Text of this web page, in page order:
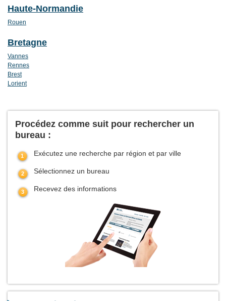
Haute-Normandie
Rouen
Bretagne
Vannes
Rennes
Brest
Lorient
Procédez comme suit pour rechercher un
bureau :
Exécutez une recherche par région et par ville
Sélectionnez un bureau
Recevez des informations